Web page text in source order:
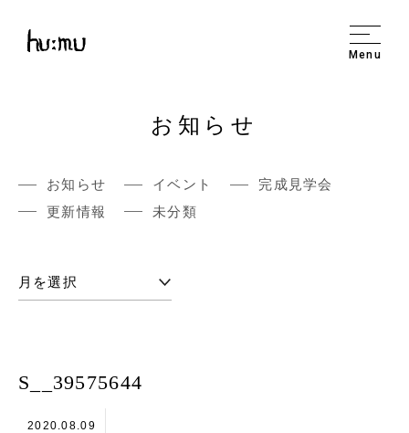
Menu
お知らせ
お知らせ イベント
完成見学会
更新情報
未分類
S__39575644
2020.08.09